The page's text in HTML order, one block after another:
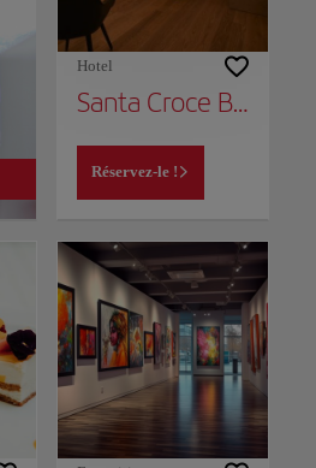
Hotel
Santa Croce Boutique Hotel
Réservez-le !